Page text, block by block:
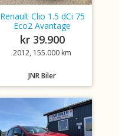
Renault Clio 1.5 dCi 75
Eco2 Avantage
kr 39.900
2012, 155.000 km
JNR Biler